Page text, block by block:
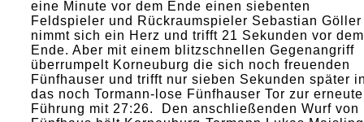
eine Minute vor dem Ende einen siebenten
Feldspieler und Rückraumspieler Sebastian Göller
nimmt sich ein Herz und trifft 21 Sekunden vor dem
Ende. Aber mit einem blitzschnellen Gegenangriff
überrumpelt Korneuburg die sich noch freuenden
Fünfhauser und trifft nur sieben Sekunden später
das noch Tormann-lose Fünfhauser Tor zur
Führung mit 27:26. Den anschließenden Wurf von